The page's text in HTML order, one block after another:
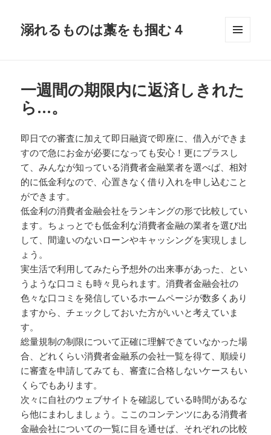
溺れるものは藁をも掴む４
一週間の期限内に返済しきれた
ら…。
即日での審査に加えて即日融資で即座に、借入ができま
すので急にお金が必要になっても安心！更にプラスし
て、みんなが知っている消費者金融業者を選べば、相対
的に低金利なので、心置きなく借り入れを申し込むこと
ができます。
低金利の消費者金融会社をランキングの形で比較してい
ます。ちょっとでも低金利な消費者金融の業者を選び出
して、間違いのないローンやキャッシングを実現しまし
ょう。
実生活で利用してみたら予想外の出来事があった、とい
うような口コミも時々見られます。消費者金融会社の
色々な口コミを発信しているホームページが数多くあり
ますから、チェックしておいた方がいいと考えていま
す。
総量規制の制限について正確に理解できていなかった場
合、どれくらい消費者金融系の会社一覧を得て、順繰り
に審査を申請してみても、審査に合格しないケースもい
くらでもあります。
次々に自社のウェブサイトを確認している時間があるな
ら他にまわしましょう。ここのコンテンツにある消費者
金融会社についての一覧に目を通せば、それぞれの比較